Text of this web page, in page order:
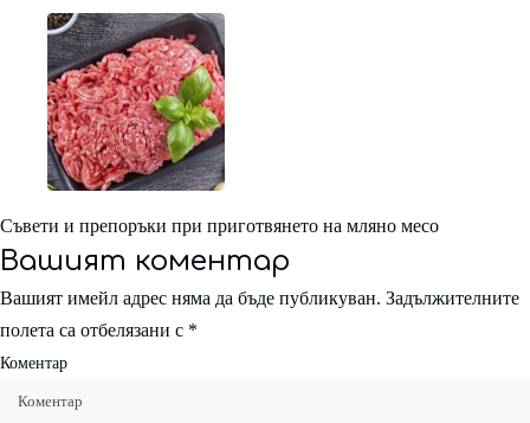
Съвети и препоръки при приготвянето на мляно месо
Вашият коментар
Вашият имейл адрес няма да бъде публикуван. Задължителните
полета са отбелязани с *
Коментар